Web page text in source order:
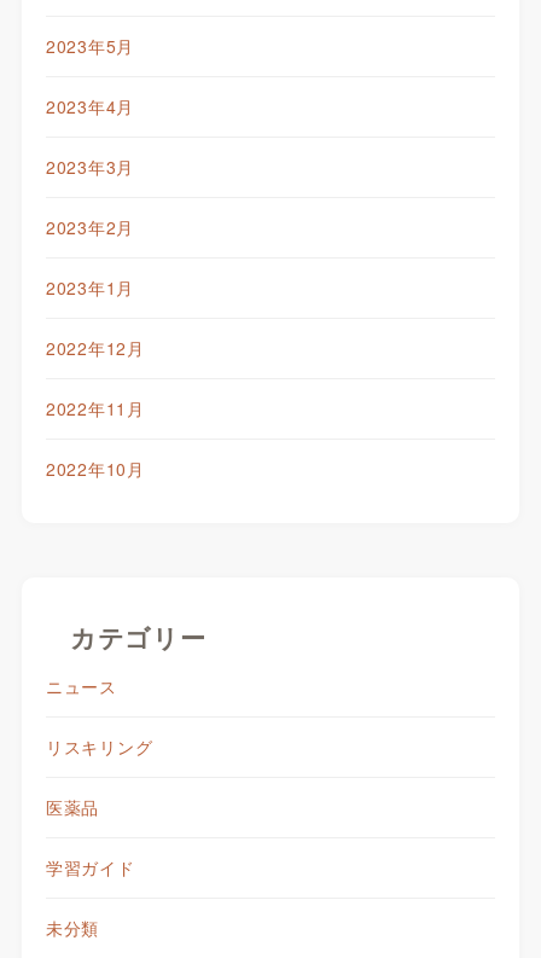
2023年5月
2023年4月
2023年3月
2023年2月
2023年1月
2022年12月
2022年11月
2022年10月
カテゴリー
ニュース
リスキリング
医薬品
学習ガイド
未分類